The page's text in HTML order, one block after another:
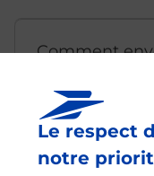
Le respect
notre
Comment
Est-il
emballage